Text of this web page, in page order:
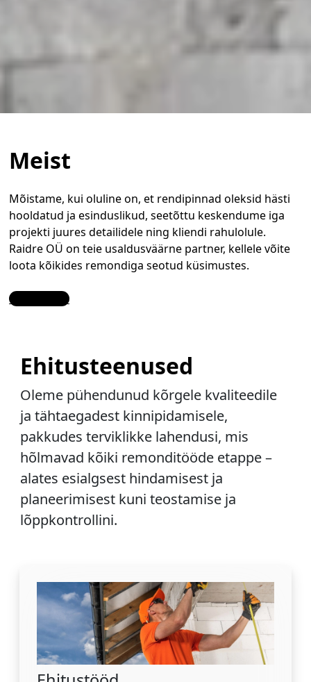
Meist
Mõistame, kui oluline on, et rendipinnad oleksid hästi
hooldatud ja esinduslikud, seetõttu keskendume iga
projekti juures detailidele ning kliendi rahulolule.
Raidre OÜ on teie usaldusväärne partner, kellele võite
loota kõikides remondiga seotud küsimustes.
Contact Us
Ehitusteenused
Oleme pühendunud kõrgele kvaliteedile
ja tähtaegadest kinnipidamisele,
pakkudes terviklikke lahendusi, mis
hõlmavad kõiki remonditööde etappe –
alates esialgsest hindamisest ja
planeerimisest kuni teostamise ja
lõppkontrollini.